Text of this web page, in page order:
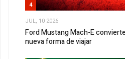
4
JUL, 10 2026
Ford Mustang Mach-E
nueva forma de viajar